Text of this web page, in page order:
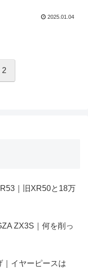
2025.01.04
2
｜旧XR50と18万
ZX3S｜何を削っ
｜イヤーピースは